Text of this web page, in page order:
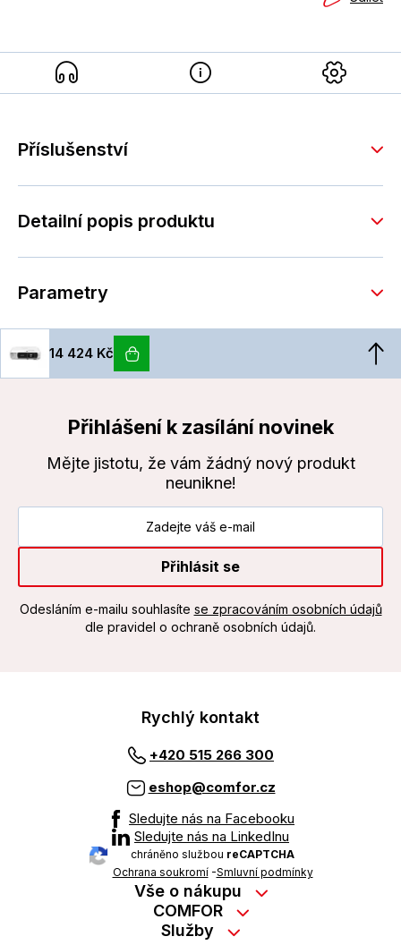
Příslušenství
Detailní popis produktu
Parametry
14 424 Kč
Přihlášení k zasílání novinek
Mějte jistotu, že vám žádný nový produkt
neunikne!
Přihlásit se
Odesláním e-mailu souhlasíte se zpracováním osobních údajů
dle pravidel o ochraně osobních údajů.
Rychlý kontakt
+420 515 266 300
eshop@comfor.cz
Sledujte nás na Facebooku
Sledujte nás na LinkedInu
chráněno službou reCAPTCHA
Ochrana soukromí-Smluvní podmínky
Vše o nákupu
Nákup na splátky
Možnosti platby
COMFOR
Kontakty
Služby